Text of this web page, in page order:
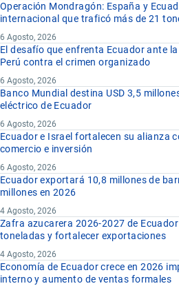
Operación Mondragón: España y
internacional que traficó más de 21
6 Agosto, 2026
El desafío que enfrenta Ecuador ante
Perú contra el crimen organizado
6 Agosto, 2026
Banco Mundial destina USD 3,5
eléctrico de Ecuador
6 Agosto, 2026
Ecuador e Israel fortalecen su alianza
comercio e inversión
6 Agosto, 2026
Ecuador exportará 10,8 millones de
millones en 2026
4 Agosto, 2026
Zafra azucarera 2026-2027 de
toneladas y fortalecer exportaciones
4 Agosto, 2026
Economía de Ecuador crece en 2026
interno y aumento de ventas formales